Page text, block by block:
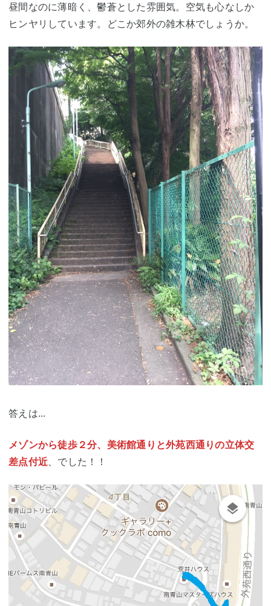
昼間なのに薄暗く、鬱蒼とした雰囲気。空気も心なしか
ヒンヤリしています。どこか郊外の雑木林でしょうか。
答えは...
メゾンから徒歩２分、美術館通りと外苑西通りの立体交
差点付近、でした！！